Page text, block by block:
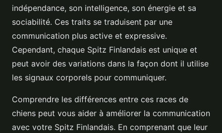
indépendance, son intelligence, son énergie et sa
sociabilité. Ces traits se traduisent par une
communication plus active et expressive.
Cependant, chaque Spitz Finlandais est unique et
peut avoir des variations dans la façon dont il utilise
les signaux corporels pour communiquer.
Comprendre les différences entre ces races de
chiens peut vous aider à améliorer la communication
avec votre Spitz Finlandais. En comprenant que leur